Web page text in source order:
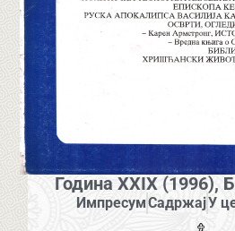
Година XXIX (1996),
ИмпресумСадржајУ